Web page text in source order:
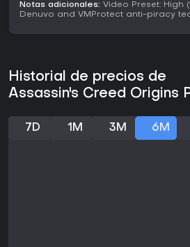
solitario que buscan profundidad,
repetitivo para quienes prefieren
Notas adicionales: Video Preset: High
Denuvo and VMProtect anti-piracy
Historial de precios de
Assassin's Creed Origins
7D 1M 3M 6M